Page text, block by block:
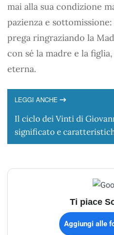
mai alla sua condizione
pazienza e
prega ringraziando la
con sé la madre e la
eterna.
LEGGI ANCHE
Il ciclo dei Vinti di
significato e
Ti piace
Aggiungi alle